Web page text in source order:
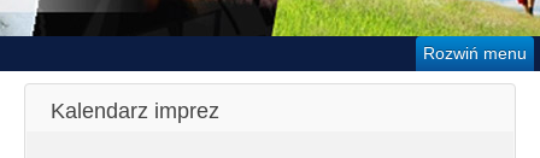
Rozwiń menu
Kalendarz imprez